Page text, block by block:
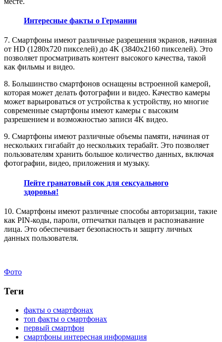
Интересные факты о Германии
7. Смартфоны имеют различные разрешения экранов, начиная
от HD (1280x720 пикселей) до 4K (3840x2160 пикселей). Это
позволяет просматривать контент высокого качества, такой
как фильмы и видео.
8. Большинство смартфонов оснащены встроенной камерой,
которая может делать фотографии и видео. Качество камеры
может варьироваться от устройства к устройству, но многие
современные смартфоны имеют камеры с высоким
разрешением и возможностью записи 4K видео.
9. Смартфоны имеют различные объемы памяти, начиная от
нескольких гигабайт до нескольких терабайт. Это позволяет
пользователям хранить большое количество данных, включая
фотографии, видео, приложения и музыку.
Пейте гранатовый сок для сексуального
здоровья!
10. Смартфоны имеют различные способы авторизации, такие
как PIN-коды, пароли, отпечатки пальцев и распознавание
лица. Это обеспечивает безопасность и защиту личных
данных пользователя.
Фото
Теги
факты о смартфонах
топ факты о смартфонах
первый смартфон
смартфоны интересная информация